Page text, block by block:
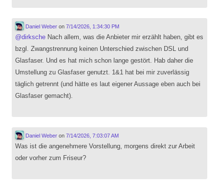
Daniel Weberon 7/14/2026, 1:34:30 PM
@dirksche Nach allem, was die Anbieter mir erzählt haben, gibt es
bzgl. Zwangstrennung keinen Unterschied zwischen DSL und
Glasfaser. Und es hat mich schon lange gestört. Hab daher die
Umstellung zu Glasfaser genutzt. 1&1 hat bei mir zuverlässig
täglich getrennt (und hätte es laut eigener Aussage eben auch bei
Glasfaser gemacht).
Daniel Weberon 7/14/2026, 7:03:07 AM
Was ist die angenehmere Vorstellung, morgens direkt zur Arbeit
oder vorher zum Friseur?